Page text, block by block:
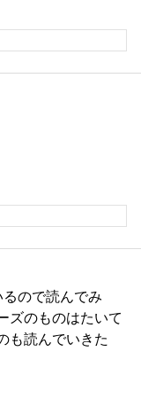
ので読んでみ
ズのものはたいて
も読んでいきた